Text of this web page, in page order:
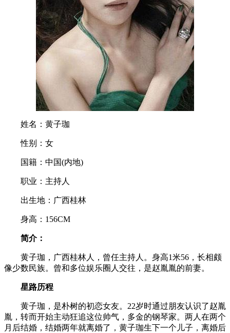
姓名：黄子珈
性别：女
国籍：中国(内地)
职业：主持人
出生地：广西桂林
身高：156CM
简介：
黄子珈，广西桂林人，曾任主持人。身高1米56，长相颇
像少数民族。曾和多位娱乐圈人交往，是赵胤胤的前妻。
星路历程
黄子珈，是朴树的初恋女友。22岁时通过朋友认识了赵胤
胤，转而开始主动狂追这位帅气，多金的钢琴家。两人在两个
月后结婚，结婚两年就离婚了，黄子珈生下一个儿子，离婚后